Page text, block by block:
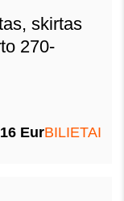
skirtas
270-
EurBILIETAI